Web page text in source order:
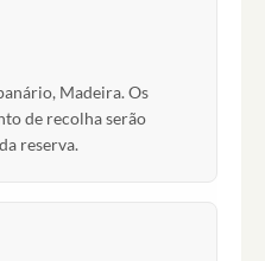
Madeira. Os
de recolha serão
reserva.